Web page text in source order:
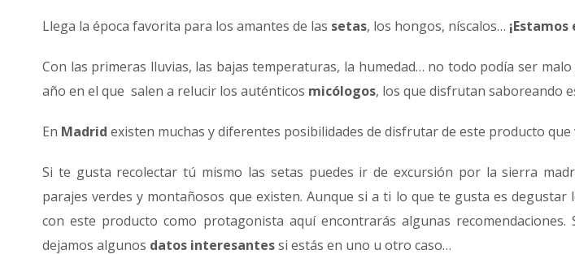
Llega la época favorita para los amantes de las setas, los hongos, níscalos…
Con las primeras lluvias, las bajas temperaturas, la humedad… no todo podía ser
año en el que salen a relucir los auténticos micólogos, los que disfrutan saboreando
En Madrid existen muchas y diferentes posibilidades de disfrutar de este producto que
Si te gusta recolectar tú mismo las setas puedes ir de excursión por la sierra
parajes verdes y montañosos que existen. Aunque si a ti lo que te gusta es degustar
con este producto como protagonista aquí encontrarás algunas
dejamos algunos datos interesantessi estás en uno u otro caso…